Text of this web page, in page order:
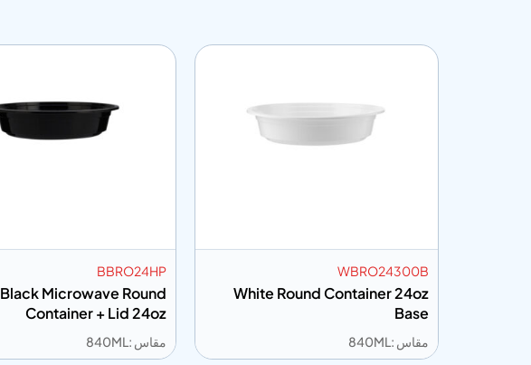
WBRO24300B
White Round Container 24oz
Base
مقاس :840ML
BBRO24HP
Black Microwave Round
Container + Lid 24oz
مقاس :840ML